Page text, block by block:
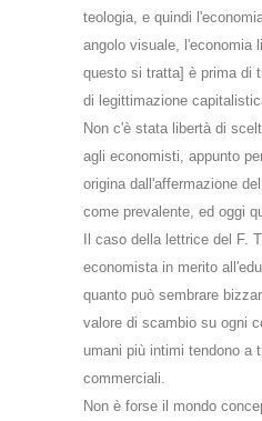
teologia, e quindi
angolo visuale, l'economia
questo si tratta] è prima di
di legittimazione
Non c'è stata libertà di
agli economisti, appunto
origina dall'affermazione
come prevalente, ed oggi
Il caso della lettrice del F.
economista in merito
quanto può sembrare
valore di scambio su ogni
umani più intimi tendono a
commerciali.
Non è forse il mondo